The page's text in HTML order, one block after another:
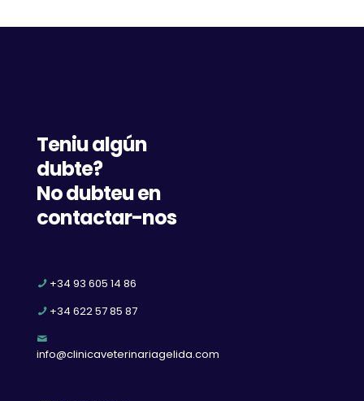
Teniu algún
dubte?
No dubteu en
contactar-nos
+34 93 605 14 86
+34 622 57 85 87
info@clinicaveterinariagelida.com